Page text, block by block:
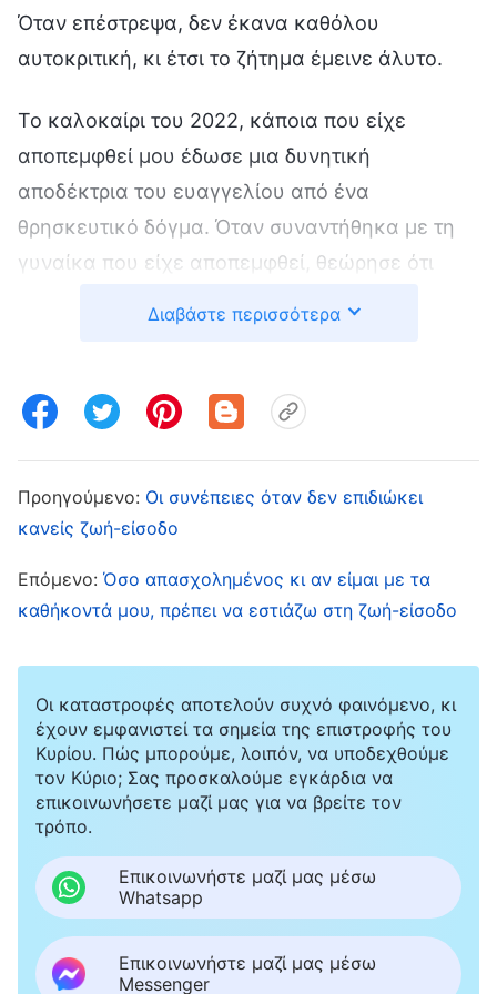
Όταν επέστρεψα, δεν έκανα καθόλου
αυτοκριτική, κι έτσι το ζήτημα έμεινε άλυτο.
Το καλοκαίρι του 2022, κάποια που είχε
αποπεμφθεί μου έδωσε μια δυνητική
αποδέκτρια του ευαγγελίου από ένα
θρησκευτικό δόγμα. Όταν συναντήθηκα με τη
γυναίκα που είχε αποπεμφθεί, θεώρησε ότι
οπότε με ρώτησε: «Μπορείς να κηρύξεις το
ακόμη συνειδητοποιήσει τι εννοούσε μ’ αυτό,
ανθρώπους και κατανοώ κάπως τη Βίβλο».
Συνέχισε: «Δεν σε περιφρονώ εγώ. Η δυνητική
αποδέκτρια του ευαγγελίου σε περιφρονεί. Έχει
καλές οικογενειακές συνθήκες και υψηλή θέση
ευπρεπώς ντυμένη. Δεν φοράω, όμως,
πολυτελή ρούχα, οπότε με περιφρονεί. Αν ήταν
η δυνητική αποδέκτρια του ευαγγελίου, θα με
περιφρονούσε σίγουρα. Αφού η θέση κι η
κοινωνική μου υπόσταση δεν αντιστοιχούν στα
δικά της, θα δυσκολευτώ να κηρύξω το
ευαγγέλιο!» Σκέφτηκα ότι αν είχα καλό
υπόβαθρο, αν είχα λίγο πιο υψηλή θέση και
Διαβάστε περισσότερα
Προηγούμενο: Οι συνέπειες όταν δεν επιδιώκει
κανείς ζωή-είσοδο
Επόμενο: Όσο απασχολημένος κι αν είμαι με τα
καθήκοντά μου, πρέπει να εστιάζω στη ζωή-είσοδο
Οι καταστροφές αποτελούν συχνό φαινόμενο, κι
έχουν εμφανιστεί τα σημεία της επιστροφής του
Κυρίου. Πώς μπορούμε, λοιπόν, να υποδεχθούμε
τον Κύριο; Σας προσκαλούμε εγκάρδια να
επικοινωνήσετε μαζί μας για να βρείτε τον
τρόπο.
Επικοινωνήστε μαζί μας μέσω
Whatsapp
Επικοινωνήστε μαζί μας μέσω
Messenger